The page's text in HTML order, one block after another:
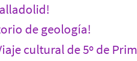
de geología!
cultural de 5º de